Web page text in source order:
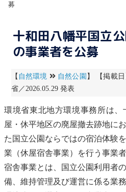
募
十和田八幡平国立
の事業者を公募
【 自然環境 自然公園 】 【掲載
省／2026.05.29 発表
環境省東北地方環境事務所は、
屋・休平地区の廃屋撤去跡地に
た 国立公園 ならではの宿泊体験
業（休屋宿舎事業）を行う事業
宿舎事業とは、
国立公園利用者
備、維持管理及び運営に係る業務